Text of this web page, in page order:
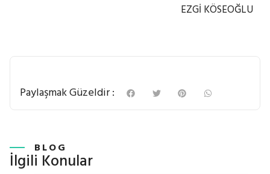
EZGİ KÖSEOĞLU
Paylaşmak Güzeldir :
BLOG
İlgili Konular